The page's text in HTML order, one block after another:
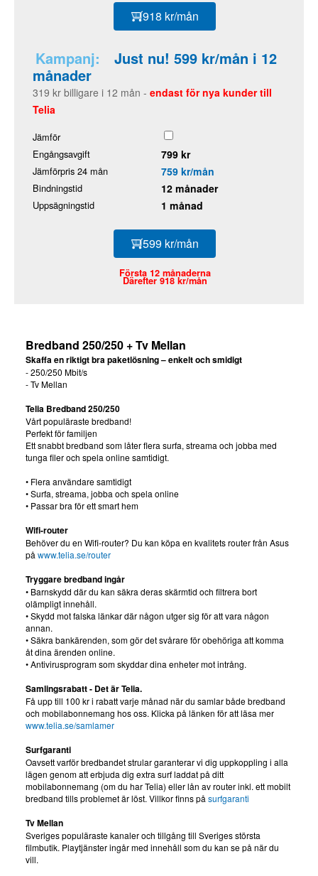
918 kr/mån
Kampanj:
Just nu! 599 kr/mån i 12
månader
319 kr billigare i 12 mån - endast för nya kunder till
Telia
Jämför
Engångsavgift
799 kr
Jämförpris 24 mån 759 kr/mån
Bindningstid 12 månader
Uppsägningstid 1 månad
599 kr/mån
Första 12 månaderna
Därefter 918 kr/mån
Bredband 250/250 + Tv Mellan
Skaffa en riktigt bra paketlösning – enkelt och smidigt
- 250/250 Mbit/s
- Tv Mellan
Telia Bredband 250/250
Vårt populäraste bredband!
Perfekt för familjen
Ett snabbt bredband som låter flera surfa, streama och jobba med
tunga filer och spela online samtidigt.
• Flera användare samtidigt
• Surfa, streama, jobba och spela online
• Passar bra för ett smart hem
Wifi-router
Behöver du en Wifi-router? Du kan köpa en kvalitets router från Asus
på www.telia.se/router
Tryggare bredband ingår
• Barnskydd där du kan säkra deras skärmtid och filtrera bort
olämpligt innehåll.
• Skydd mot falska länkar där någon utger sig för att vara någon
annan.
• Säkra bankärenden, som gör det svårare för obehöriga att komma
åt dina ärenden online.
• Antivirusprogram som skyddar dina enheter mot intrång.
Samlingsrabatt - Det är Telia.
Få upp till 100 kr i rabatt varje månad när du samlar både bredband
och mobilabonnemang hos oss. Klicka på länken för att läsa mer
www.telia.se/samlamer
Surfgaranti
Oavsett varför bredbandet strular garanterar vi dig uppkoppling i alla
lägen genom att erbjuda dig extra surf laddat på ditt
mobilabonnemang (om du har Telia) eller lån av router inkl. ett mobilt
bredband tills problemet är löst. Villkor finns på surfgaranti
Tv Mellan
Sveriges populäraste kanaler och tillgång till Sveriges största
filmbutik. Playtjänster ingår med innehåll som du kan se på när du
vill.